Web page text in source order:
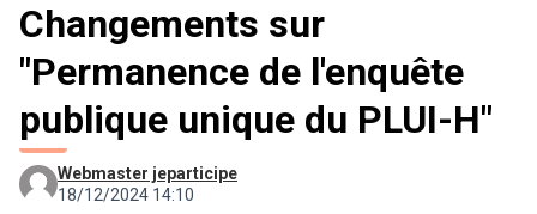
Changements sur
"Permanence de l'enquête
publique unique du PLUI-H"
Webmaster jeparticipe
18/12/2024 14:10